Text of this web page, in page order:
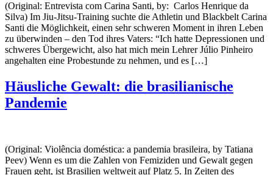
(Original: Entrevista com Carina Santi, by: Carlos Henrique da
Silva) Im Jiu-Jitsu-Training suchte die Athletin und Blackbelt Carina
Santi die Möglichkeit, einen sehr schweren Moment in ihren Leben
zu überwinden – den Tod ihres Vaters: “Ich hatte Depressionen und
schweres Übergewicht, also hat mich mein Lehrer Júlio Pinheiro
angehalten eine Probestunde zu nehmen, und es […]
Häusliche Gewalt: die brasilianische
Pandemie
(Original: Violência doméstica: a pandemia brasileira, by Tatiana
Peev) Wenn es um die Zahlen von Femiziden und Gewalt gegen
Frauen geht, ist Brasilien weltweit auf Platz 5. In Zeiten des